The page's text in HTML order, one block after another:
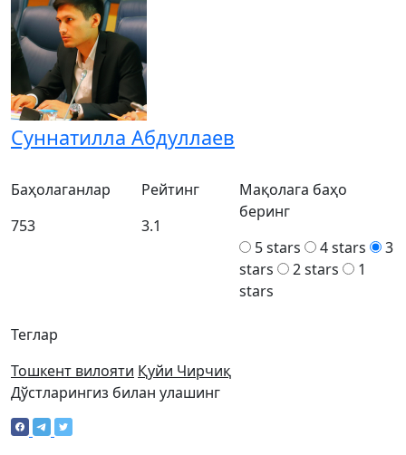
Суннатилла Абдуллаев
Теглар
Тошкент вилояти Қуйи Чирчиқ
Баҳолаганлар
753
Рейтинг
3.1
Мақолага баҳо
беринг
5 stars
4 stars
3
stars
2 stars
1
stars
Дўстларингиз билан улашинг